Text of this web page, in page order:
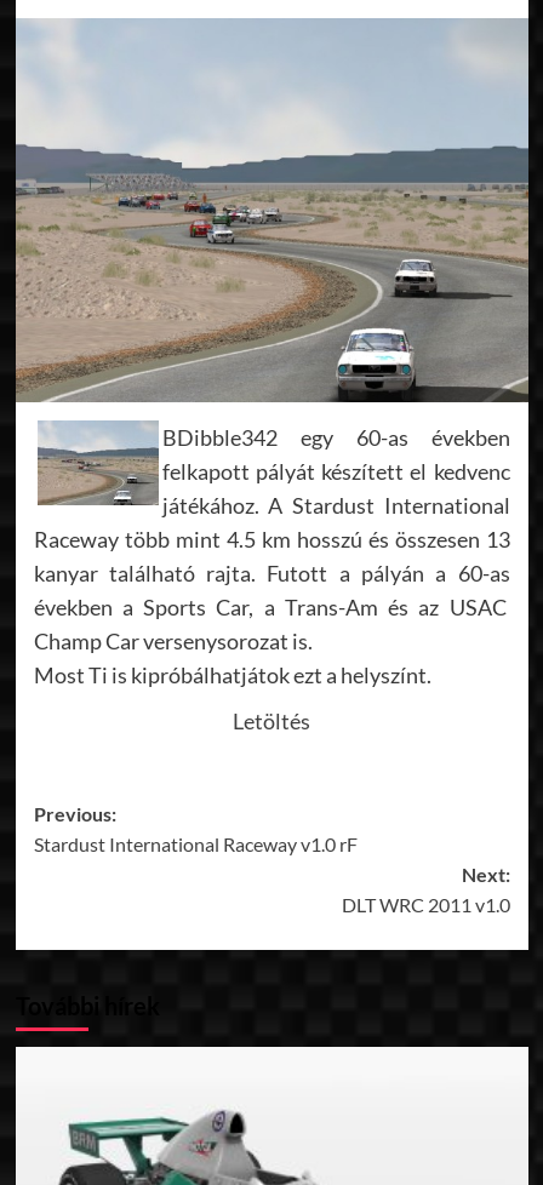
BDibble342 egy 60-as években
felkapott pályát készített el kedvenc
játékához. A Stardust International
Raceway több mint 4.5 km hosszú és összesen 13
kanyar található rajta. Futott a pályán a 60-as
években a Sports Car, a Trans-Am és az USAC
Champ Car versenysorozat is.
Most Ti is kipróbálhatjátok ezt a helyszínt.
Letöltés
Post
navigation
Previous:
Stardust International Raceway v1.0 rF
Next:
DLT WRC 2011 v1.0
További hírek